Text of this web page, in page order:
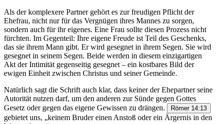
Als der komplexere Partner gehört es zur freudigen Pflicht der
Ehefrau, nicht nur für das Vergnügen ihres Mannes zu sorgen,
sondern auch für ihr eigenes. Eine Frau sollte diesen Prozess nicht
fürchten. Im Gegenteil: Ihre eigene Freude ist Teil des Geschenks,
das sie ihrem Mann gibt. Er wird gesegnet in ihrem Segen. Sie wird
gesegnet in seinem Segen. Beide werden in diesem einzigartigen
Akt der Intimität gegenseitig gesegnet – ein kostbares Bild der
ewigen Einheit zwischen Christus und seiner Gemeinde.
Natürlich sagt die Schrift auch klar, dass keiner der Ehepartner seine
Autorität nutzen darf, um den anderen zur Sünde gegen Gottes
Gesetz oder gegen das eigene Gewissen zu drängen.
Römer 14:13
gebietet uns, „keinem Bruder einen Anstoß oder ein Ärgernis in den